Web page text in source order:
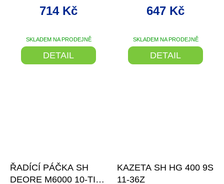
OBJ. A UKAZATELE
SKLADEM NA PRODEJNĚ
714 Kč
DETAIL
ČERNÁ
SKLADEM NA PRODEJNĚ
647 Kč
DETAIL
ŘADÍCÍ PÁČKA SH
DEORE M6000 10-TI
KAZETA SH HG 400 9S
11-36Z